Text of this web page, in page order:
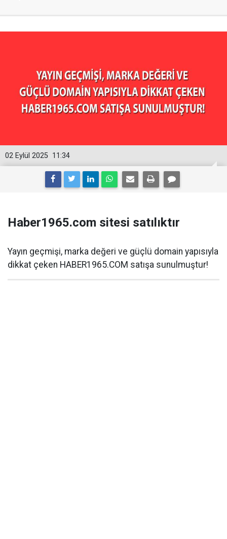
11:34
02 Eylül 2025
Haber1965.com sitesi satılıktır
Yayın geçmişi, marka değeri ve güçlü domain yapısıyla
dikkat çeken HABER1965.COM satışa sunulmuştur!